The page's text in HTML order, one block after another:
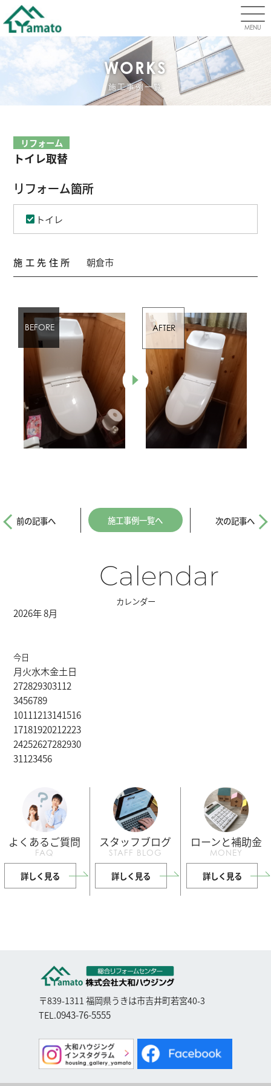
MENU
WORKS
施工事例一覧
リフォーム
トイレ取替
リフォーム箇所
トイレ
施工先住所 朝倉市
前の記事へ 施工事例一覧へ 次の記事へ
Calendar
カレンダー
2026年 8月
今日
月火水木金土日
272829303112
3456789
10111213141516
17181920212223
24252627282930
31123456
よくあるご質問
FAQ
詳しく見る
スタッフブログ
STAFF BLOG
詳しく見る
ローンと補助金
MONEY
詳しく見る
〒839-1311 福岡県うきは市吉井町若宮40-3
TEL.0943-76-5555